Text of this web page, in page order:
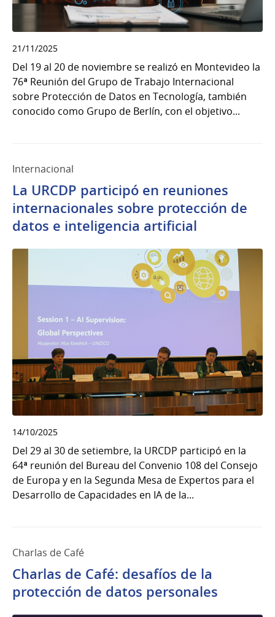
21/11/2025
Del 19 al 20 de noviembre se realizó en Montevideo la
76ª Reunión del Grupo de Trabajo Internacional
sobre Protección de Datos en Tecnología, también
conocido como Grupo de Berlín, con el objetivo...
Internacional
La URCDP participó en reuniones
internacionales sobre protección de
datos e inteligencia artificial
14/10/2025
Del 29 al 30 de setiembre, la URCDP participó en la
64ª reunión del Bureau del Convenio 108 del Consejo
de Europa y en la Segunda Mesa de Expertos para el
Desarrollo de Capacidades en IA de la...
Charlas de Café
Charlas de Café: desafíos de la
protección de datos personales